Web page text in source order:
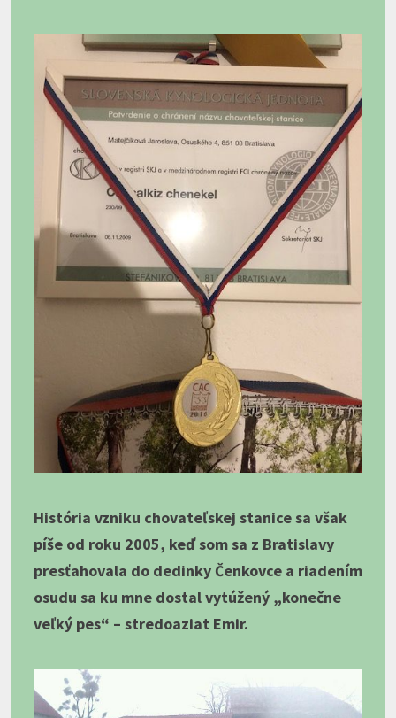
História vzniku chovateľskej stanice sa však
píše od roku 2005, keď som sa z Bratislavy
presťahovala do dedinky Čenkovce a riadením
osudu sa ku mne dostal vytúžený „konečne
veľký pes“ – stredoaziat Emir.